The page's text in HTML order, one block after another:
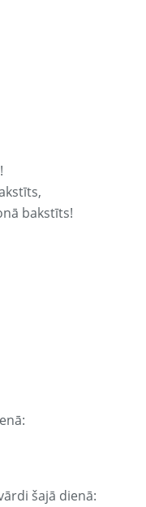
bakstīts!
šajā dienā: